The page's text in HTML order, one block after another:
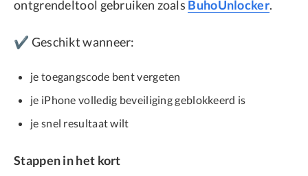
ontgrendeltool gebruiken zoals BuhoUnlocker.
✔️ Geschikt wanneer:
je toegangscode bent vergeten
je iPhone volledig beveiliging geblokkeerd is
je snel resultaat wilt
Stappen in het kort